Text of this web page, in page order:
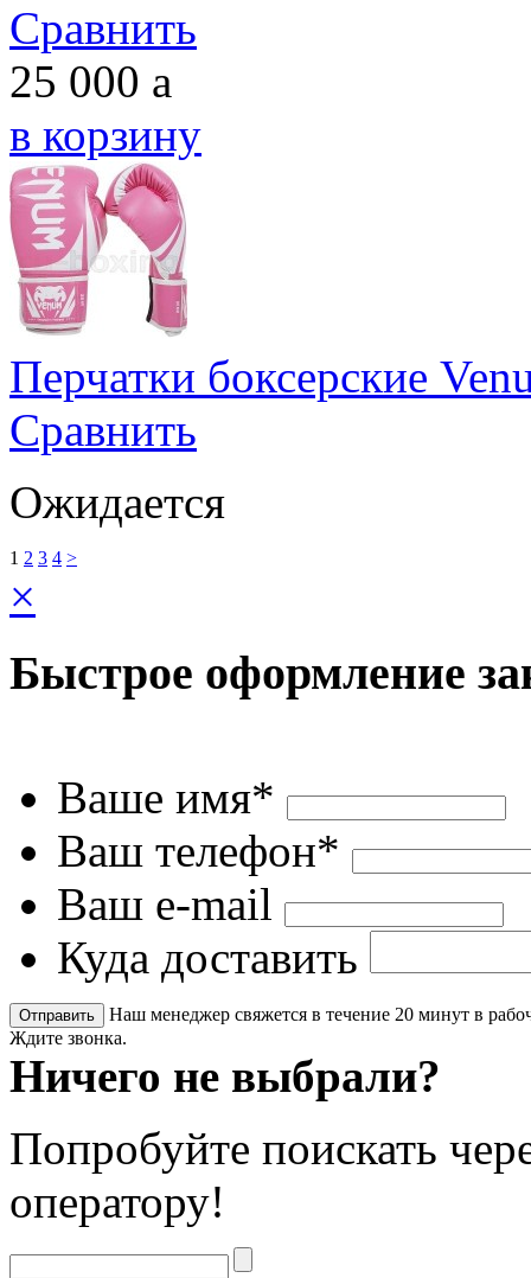
Сравнить
25 000 a
в корзину
Перчатки боксерские
Сравнить
Ожидается
1 2 3 4 >
×
Быстрое оформление
Ваше имя*
Ваш телефон*
Ваш e-mail
Куда доставить
Наш менеджер свяжется в течение 20 минут в
Ждите звонка.
Ничего не выбрали?
Попробуйте поискать
оператору!